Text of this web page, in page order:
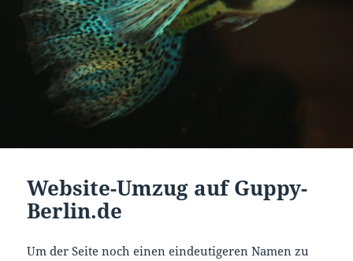
Website-Umzug auf Guppy-
Berlin.de
Um der Seite noch einen eindeutigeren Namen zu